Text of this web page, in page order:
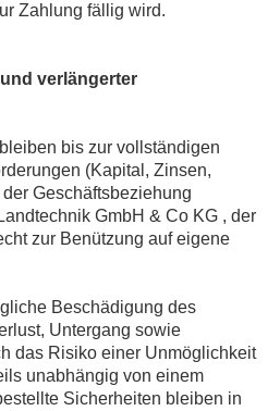
Zahlung fällig wird.
verlängerter
bis zur vollständigen
(Kapital, Zinsen,
Geschäftsbeziehung
GmbH & Co KG , der
zur Benützung auf eigene
Beschädigung des
Untergang sowie
das Risiko einer Unmöglichkeit
unabhängig von einem
Sicherheiten bleiben in